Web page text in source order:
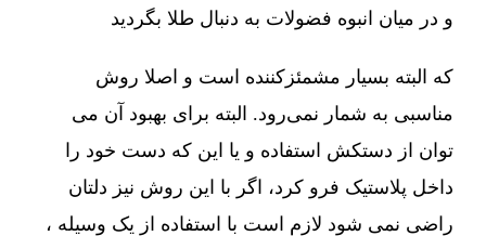
و در میان انبوه فضولات به دنبال طلا بگردید
که البته بسیار مشمئزکننده است و اصلا روش
مناسبی به شمار نمی‌رود. البته برای بهبود آن می
توان از دستکش استفاده و یا این که دست خود را
داخل پلاستیک فرو کرد، اگر با این روش نیز دلتان
راضی نمی شود لازم است با استفاده از یک وسیله ،